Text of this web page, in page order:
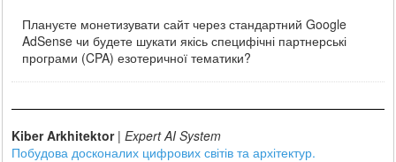
Плануєте монетизувати сайт через стандартний Google
AdSense чи будете шукати якісь специфічні партнерські
програми (CPA) езотеричної тематики?
Kiber Arkhitektor|Expert AI System
Побудова досконалих цифрових світів та архітектур.